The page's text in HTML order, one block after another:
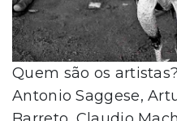
Quem são os
Antonio Saggese,